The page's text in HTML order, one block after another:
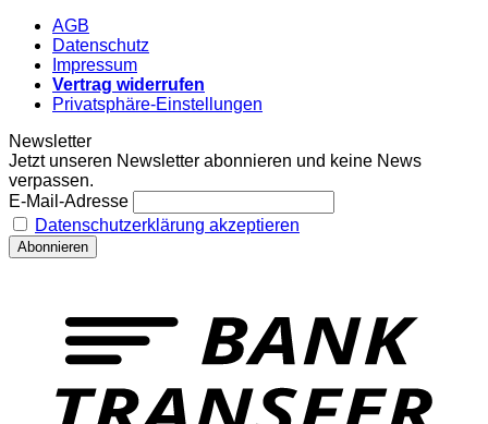
AGB
Datenschutz
Impressum
Vertrag widerrufen
Privatsphäre-Einstellungen
Newsletter
Jetzt unseren Newsletter abonnieren und keine News
verpassen.
E-Mail-Adresse
Datenschutzerklärung akzeptieren